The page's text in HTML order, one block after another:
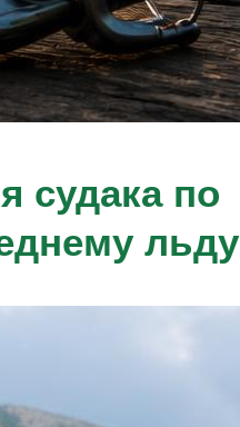
судака по
льду